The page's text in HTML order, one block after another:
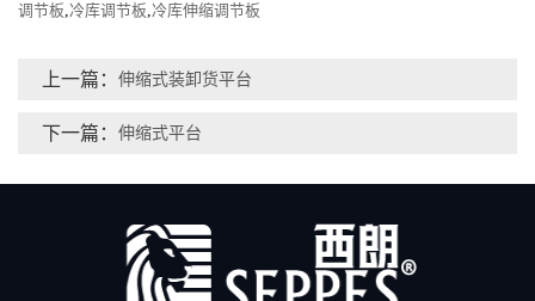
调节板,冷库调节板,冷库伸缩调节板
上一篇： 伸缩式装卸货平台
下一篇： 伸缩式平台